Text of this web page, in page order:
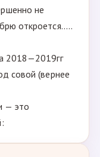
не
откроется.....
2018—2019гг
совой (вернее
— это